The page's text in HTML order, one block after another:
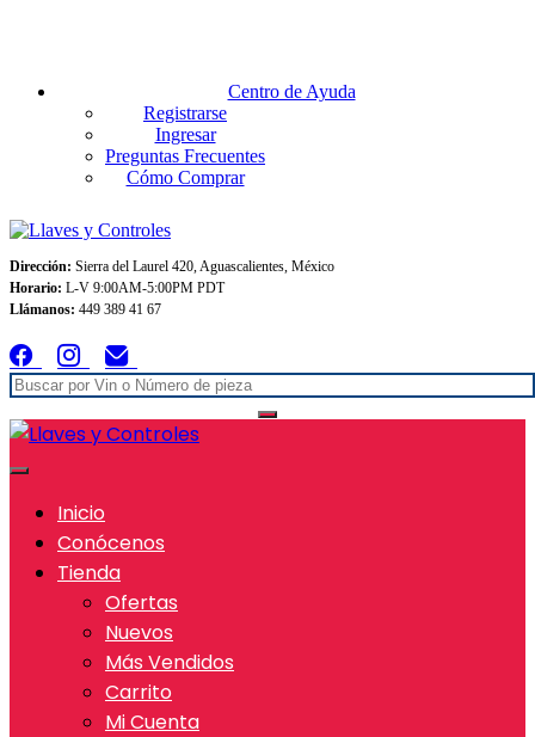
Centro de Ayuda
Registrarse
Ingresar
Preguntas Frecuentes
Cómo Comprar
Dirección: Sierra del Laurel 420, Aguascalientes, México
Horario: L-V 9:00AM-5:00PM PDT
Llámanos: 449 389 41 67
Inicio
Conócenos
Tienda
Ofertas
Nuevos
Más Vendidos
Carrito
Mi Cuenta